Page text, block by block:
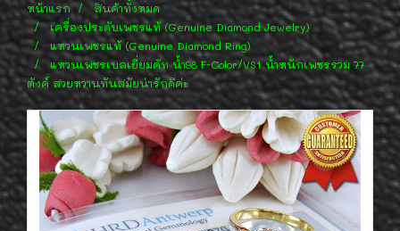
หน้าแรก
สินค้าทั้งหมด
เครื่องประดับเพชรแท้ (Genuine Diamond Jewelry)
แหวนเพชรแท้ (Genuine Diamond Ring)
แหวนเพชรเบลเยี่ยมคัท น้ำ98 F-Color/VS1 น้ำหนักเพชรรวม 77
ตังค์ สวยหวานทันสมัยน่ารักดีค่ะ